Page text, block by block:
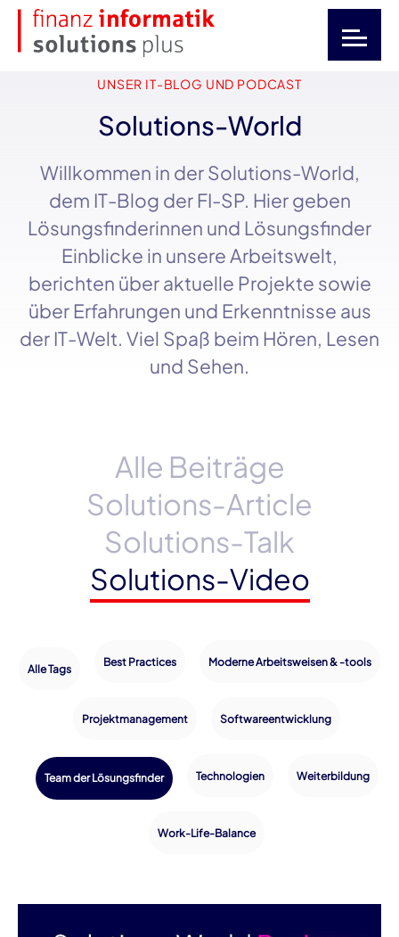
UNSER IT-BLOG UND PODCAST
Solutions-World
Willkommen in derSolutions-World,
dem IT-Blog der FI-SP. Hier geben
Lösungsfinderinnen und Lösungsfinder
Einblicke in unsere Arbeitswelt,
berichten über aktuelle Projekte sowie
über Erfahrungen und Erkenntnisse aus
derIT-Welt. Viel Spaß beim Hören, Lesen
und Sehen.
Alle Beiträge
Solutions-Article
Solutions-Talk
Solutions-Video
Alle Tags
Best Practices Moderne Arbeitsweisen & -tools
Projektmanagement Softwareentwicklung
Team der Lösungsfinder Technologien Weiterbildung
Work-Life-Balance